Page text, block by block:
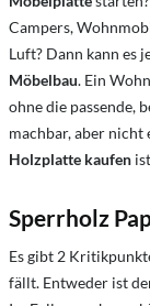
Campers,
Luft? Dann kann es
Möbelbau. Ein
ohne die passende,
machbar, aber nicht
Holzplatte kaufen
Sperrholz
Es gibt 2
fällt. Entweder ist